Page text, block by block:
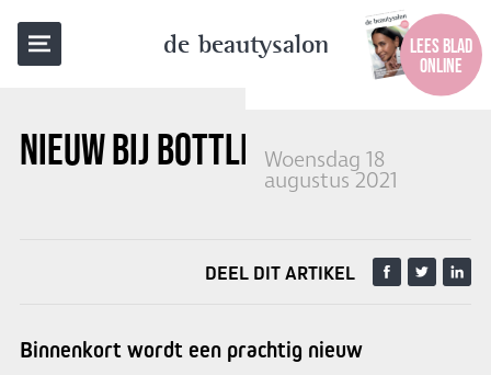
de beautysalon
LEES BLAD
ONLINE
NIEUW BIJ BOTTLEX:BADZOUT
Woensdag 18
augustus 2021
TERUG NAAR OVERZICHT
DEEL DIT ARTIKEL
Binnenkort wordt een prachtig nieuw